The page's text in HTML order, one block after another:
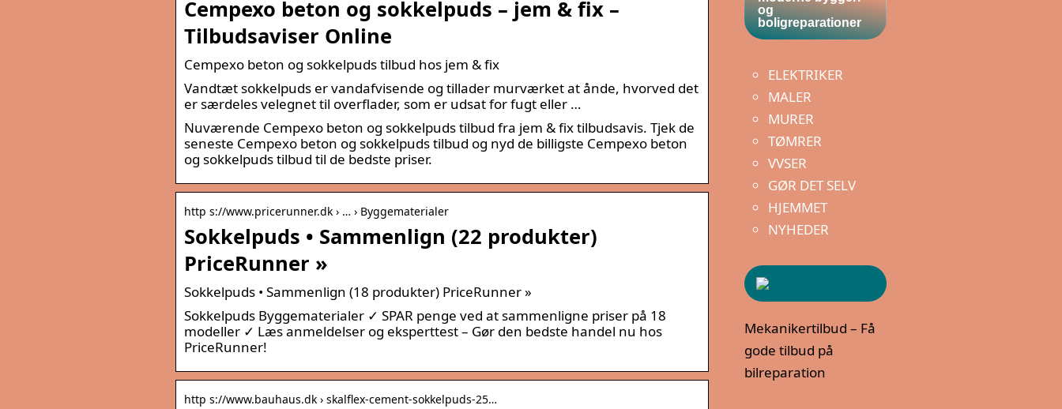
Cempexo beton og sokkelpuds – jem & fix –
Tilbudsaviser Online
Cempexo beton og sokkelpuds tilbud hos jem & fix
Vandtæt sokkelpuds er vandafvisende og tillader murværket at ånde, hvorved det
er særdeles velegnet til overflader, som er udsat for fugt eller …
Nuværende Cempexo beton og sokkelpuds tilbud fra jem & fix tilbudsavis. Tjek de
seneste Cempexo beton og sokkelpuds tilbud og nyd de billigste Cempexo beton
og sokkelpuds tilbud til de bedste priser.
http s://www.pricerunner.dk › … › Byggematerialer
Sokkelpuds • Sammenlign (22 produkter)
PriceRunner »
Sokkelpuds • Sammenlign (18 produkter) PriceRunner »
Sokkelpuds Byggematerialer ✓ SPAR penge ved at sammenligne priser på 18
modeller ✓ Læs anmeldelser og eksperttest – Gør den bedste handel nu hos
PriceRunner!
http s://www.bauhaus.dk › skalflex-cement-sokkelpuds-25…
og
boligreparationer
ELEKTRIKER
MALER
MURER
TØMRER
VVSER
GØR DET SELV
HJEMMET
NYHEDER
Mekanikertilbud – Få
gode tilbud på
bilreparation